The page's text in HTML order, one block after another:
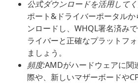
公式ダウンロードを活用して
ポート&ドライバーポータル
ンロードし、WHQL署名済み
ライバーと正確なプラットフ
ましょう。
頻度:AMDがハードウェアに関
際や、新しいマザーボードや